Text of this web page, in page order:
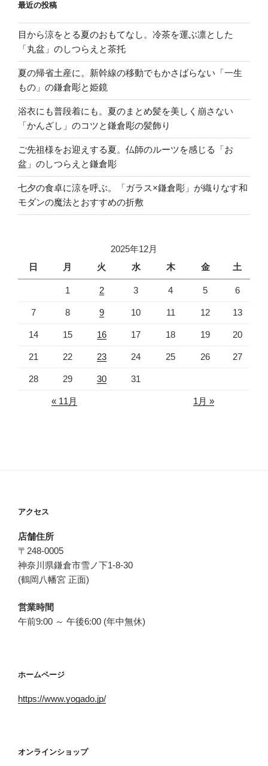
最近の投稿
目から涼をとる夏のおもてなし。冷茶を運ぶ凛とした
「丸盆」のしつらえと茶托
夏の帰省土産に。新幹線の移動でもかさばらない「一生
もの」の鎌倉彫と姫鏡
浴衣にも普段着にも。夏のまとめ髪を美しく崩さない
「かんざし」のコツと鎌倉彫の髪飾り
ご先祖様をお迎えする夏。仏師のルーツを感じる「お
盆」のしつらえと鎌倉彫
七夕の食卓に涼を呼ぶ。「ガラス×鎌倉彫」が織りなす和
モダンの魔法とおすすめの折敷
2025年12月
日
月 火 水 木 金 土
1 2 3 4 5 6
7 8 9 10 11 12 13
14 15 16 17 18 19 20
21 22 23 24 25 26 27
28 29 30 31
« 11月 1月 »
アクセス
店舗住所
〒248-0005
神奈川県鎌倉市雪ノ下1-8-30
(鶴岡八幡宮 正面)
営業時間
午前9:00 ～ 午後6:00 (年中無休)
ホームページ
https://www.yogado.jp/
オンラインショップ